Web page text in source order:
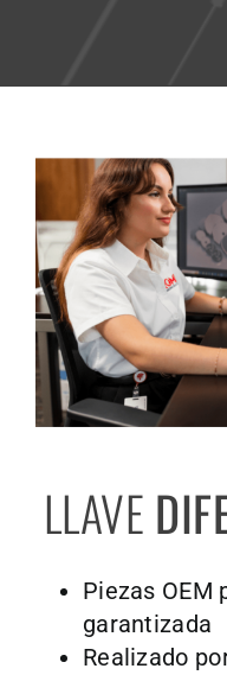
LLAVE
Piezas OEM
garantizada
Realizado